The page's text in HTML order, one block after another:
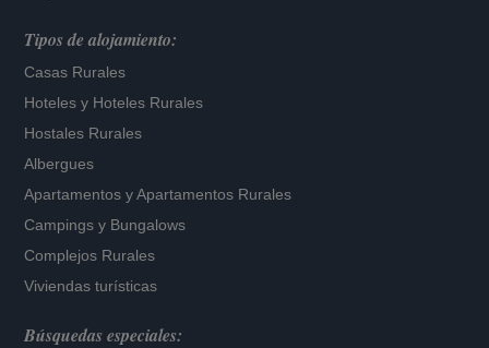
Tipos de alojamiento:
Casas Rurales
Hoteles y Hoteles Rurales
Hostales Rurales
Albergues
Apartamentos yApartamentos Rurales
Campings y Bungalows
Complejos Rurales
Viviendas turísticas
Búsquedas especiales: